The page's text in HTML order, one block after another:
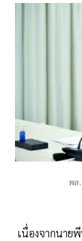
พล
เนื่องจากนาย